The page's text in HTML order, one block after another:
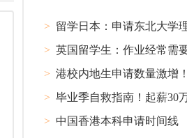
>
>
>
>
> 中国香港本科申请时间线